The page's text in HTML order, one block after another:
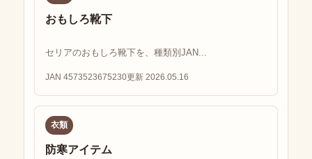
おもしろ靴下
セリアのおもしろ靴下を、種類別JAN...
JAN 4573523675230更新 2026.05.16
衣類
防寒アイテム